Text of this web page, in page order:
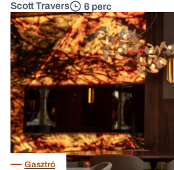
Scott Travers 6 perc
Gasztró